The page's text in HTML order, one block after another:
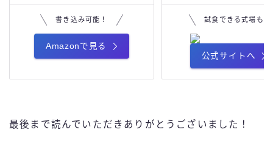
書き込み可能！
Amazonで見る
試食できる式場も
公式サイトへ
最後まで読んでいただきありがとうございました！